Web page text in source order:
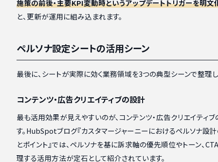
施策の前後・主要KPI変動時というアップデートトリガーを明文
と、更新が運用に組み込まれます。
ペルソナ設定シートの活用シーン
最後に、シートが実際に効く業務領域を3つの典型シーンで整理し
コンテンツ・広告クリエイティブの設計
最も活用効果が見えやすいのが、コンテンツ・広告クリエイティ
す。HubSpotブログ『カスタマージャーニーにおけるペルソナ設
とポイント』では、ペルソナを基に訴求軸の優先順位やトーン、
理する活用方法が定石として紹介されています。